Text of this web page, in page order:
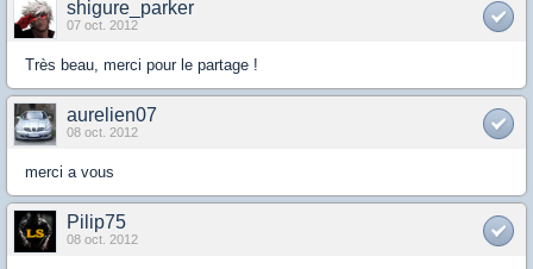
shigure_parker
07 oct. 2012
Très beau, merci pour le partage !
aurelien07
08 oct. 2012
merci a vous
Pilip75
08 oct. 2012